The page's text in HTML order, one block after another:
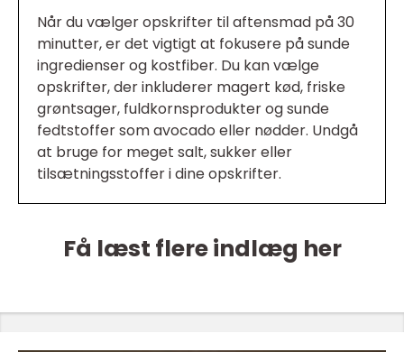
Når du vælger opskrifter til aftensmad på 30
minutter, er det vigtigt at fokusere på sunde
ingredienser og kostfiber. Du kan vælge
opskrifter, der inkluderer magert kød, friske
grøntsager, fuldkornsprodukter og sunde
fedtstoffer som avocado eller nødder. Undgå
at bruge for meget salt, sukker eller
tilsætningsstoffer i dine opskrifter.
Få læst flere indlæg her